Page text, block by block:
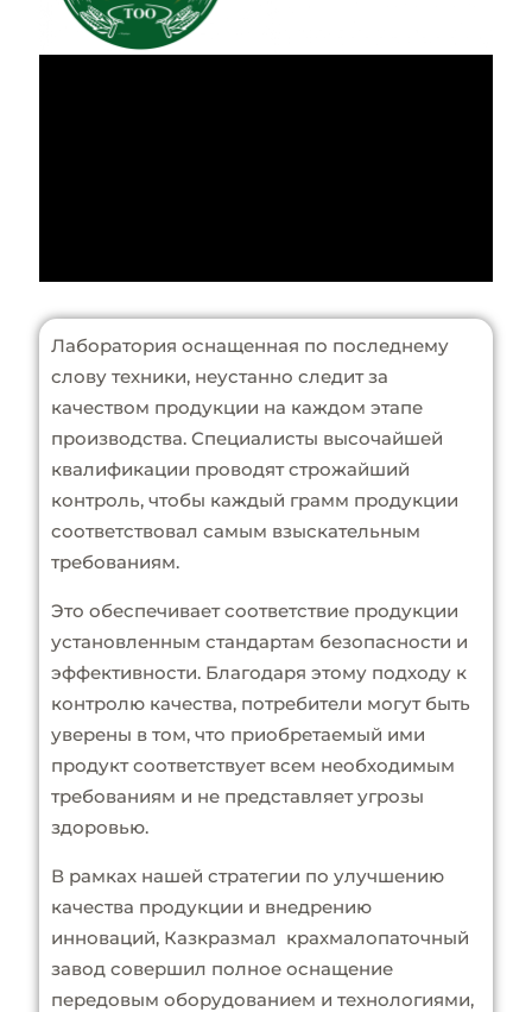
Лаборатория оснащенная по последнему
слову техники, неустанно следит за
качеством продукции на каждом этапе
производства. Специалисты высочайшей
квалификации проводят строжайший
контроль, чтобы каждый грамм продукции
соответствовал самым взыскательным
требованиям.
Это обеспечивает соответствие продукции
установленным стандартам безопасности и
эффективности. Благодаря этому подходу к
контролю качества, потребители могут быть
уверены в том, что приобретаемый ими
продукт соответствует всем необходимым
требованиям и не представляет угрозы
здоровью.
В рамках нашей стратегии по улучшению
качества продукции и внедрению
инноваций, Казкразмал крахмалопаточный
завод совершил полное оснащение
передовым оборудованием и технологиями,